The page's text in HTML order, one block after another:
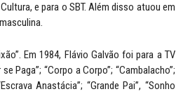
e para o SBT. Além disso atuou em
Em 1984, Flávio Galvão foi para a TV
Paga”; “Corpo a Corpo”; “Cambalacho”;
Anastácia”; “Grande Pai”, “Sonho